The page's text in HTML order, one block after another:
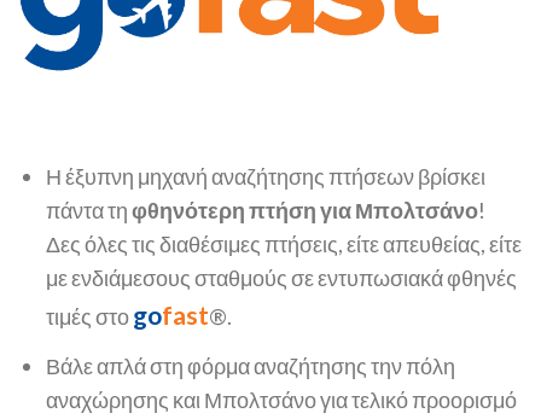
Η έξυπνη μηχανή αναζήτησης πτήσεων βρίσκει
πάντα τηφθηνότερη πτήση για Μπολτσάνο!
Δες όλες τις διαθέσιμες πτήσεις, είτε απευθείας, είτε
με ενδιάμεσους σταθμούς σε εντυπωσιακά φθηνές
τιμές στοgofast®.
Βάλε απλά στη φόρμα αναζήτησης την πόλη
αναχώρησης και Μπολτσάνο για τελικό προορισμό